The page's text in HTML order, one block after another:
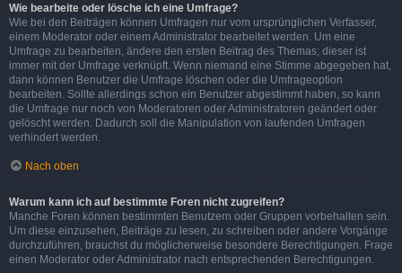
Wie bearbeite oder lösche ich eine Umfrage?
Wie bei den Beiträgen können Umfragen nur vom ursprünglichen Verfasser,
einem Moderator oder einem Administrator bearbeitet werden. Um eine
Umfrage zu bearbeiten, ändere den ersten Beitrag des Themas; dieser ist
immer mit der Umfrage verknüpft. Wenn niemand eine Stimme abgegeben hat,
dann können Benutzer die Umfrage löschen oder die Umfrageoption
bearbeiten. Sollte allerdings schon ein Benutzer abgestimmt haben, so kann
die Umfrage nur noch von Moderatoren oder Administratoren geändert oder
gelöscht werden. Dadurch soll die Manipulation von laufenden Umfragen
verhindert werden.
Nach oben
Warum kann ich auf bestimmte Foren nicht zugreifen?
Manche Foren können bestimmten Benutzern oder Gruppen vorbehalten sein.
Um diese einzusehen, Beiträge zu lesen, zu schreiben oder andere Vorgänge
durchzuführen, brauchst du möglicherweise besondere Berechtigungen. Frage
einen Moderator oder Administrator nach entsprechenden Berechtigungen.